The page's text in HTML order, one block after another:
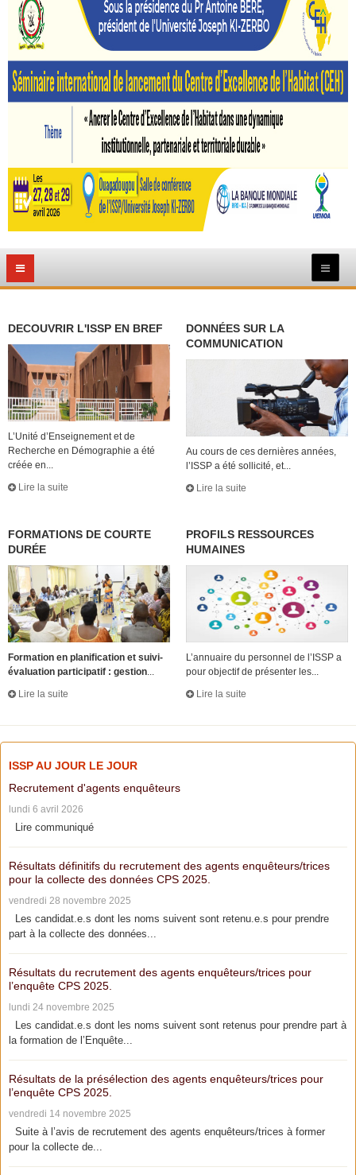
DECOUVRIR L'ISSP EN BREF
L’Unité d’Enseignement et de
Recherche en Démographie a été
créée en...
Lire la suite
DONNÉES SUR LA
COMMUNICATION
Au cours de ces dernières années,
l’ISSP a été sollicité, et...
Lire la suite
FORMATIONS DE COURTE
DURÉE
Formation en planification et suivi-
évaluation participatif : gestion...
Lire la suite
PROFILS RESSOURCES
HUMAINES
L’annuaire du personnel de l’ISSP a
pour objectif de présenter les...
Lire la suite
ISSP AU JOUR LE JOUR
Recrutement d'agents enquêteurs
lundi 6 avril 2026
Lire communiqué
Résultats définitifs du recrutement des agents enquêteurs/trices
pour la collecte des données CPS 2025.
vendredi 28 novembre 2025
Les candidat.e.s dont les noms suivent sont retenu.e.s pour prendre
part à la collecte des données...
Résultats du recrutement des agents enquêteurs/trices pour
l’enquête CPS 2025.
lundi 24 novembre 2025
Les candidat.e.s dont les noms suivent sont retenus pour prendre part à
la formation de l’Enquête...
Résultats de la présélection des agents enquêteurs/trices pour
l’enquête CPS 2025.
vendredi 14 novembre 2025
Suite à l’avis de recrutement des agents enquêteurs/trices à former
pour la collecte de...